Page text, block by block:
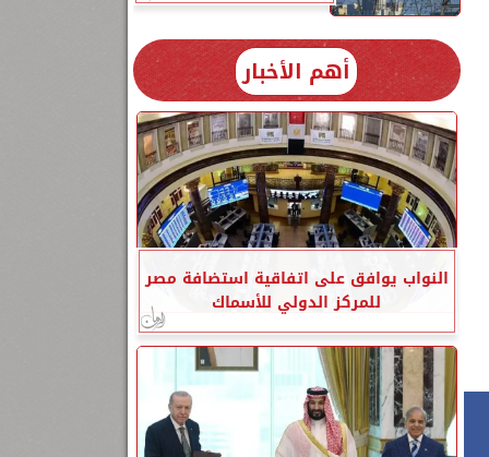
أهم الأخبار
النواب يوافق على اتفاقية استضافة مصر
للمركز الدولي للأسماك